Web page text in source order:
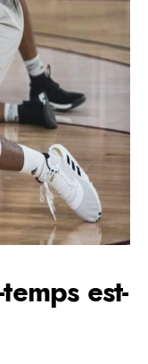
est-